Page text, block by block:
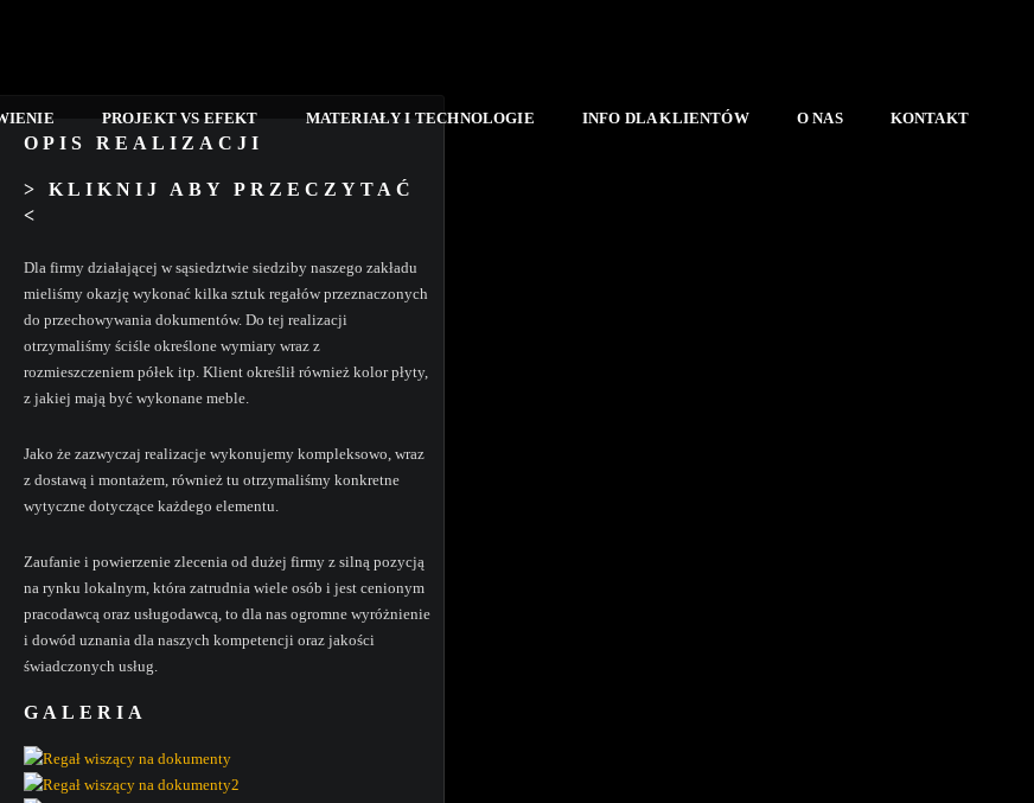
PROJEKT VS EFEKT MATERIAŁY I TECHNOLOGIE INFO DLA KLIENTÓW O NAS KONTAKT
OPIS REALIZACJI
> KLIKNIJ ABY PRZECZYTAĆ
<
Dla firmy działającej w sąsiedztwie siedziby naszego zakładu
mieliśmy okazję wykonać kilka sztuk regałów przeznaczonych
do przechowywania dokumentów. Do tej realizacji
otrzymaliśmy ściśle określone wymiary wraz z
rozmieszczeniem półek itp. Klient określił również kolor płyty,
z jakiej mają być wykonane meble.
Jako że zazwyczaj realizacje wykonujemy kompleksowo, wraz
z dostawą i montażem, również tu otrzymaliśmy konkretne
wytyczne dotyczące każdego elementu.
Zaufanie i powierzenie zlecenia od dużej firmy z silną pozycją
na rynku lokalnym, która zatrudnia wiele osób i jest cenionym
pracodawcą oraz usługodawcą, to dla nas ogromne wyróżnienie
i dowód uznania dla naszych kompetencji oraz jakości
świadczonych usług.
GALERIA